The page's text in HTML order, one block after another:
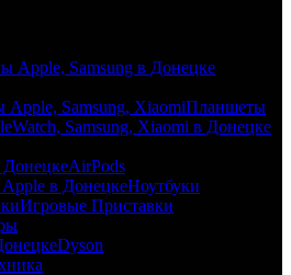
Планшеты
AirPods
Ноутбуки
Игровые Приставки
Dyson